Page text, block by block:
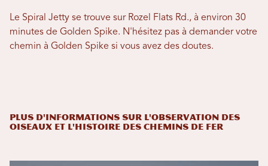
Le Spiral Jetty se trouve sur Rozel Flats Rd., à environ 30
minutes de Golden Spike. N'hésitez pas à demander votre
chemin à Golden Spike si vous avez des doutes.
Plus d'informations sur l'observation des
oiseaux et l'histoire des chemins de fer